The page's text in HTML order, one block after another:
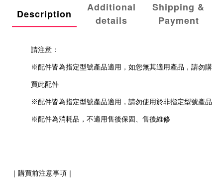
Description
Additional
details
Shipping &
Payment
請注意：
※配件皆為指定型號產品適用，如您無其適用產品，請勿購
買此配件
※配件皆為指定型號產品適用，請勿使用於非指定型號產品
※配件為消耗品，不適用售後保固、售後維修
｜購買前注意事項｜